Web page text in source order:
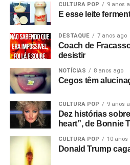
a primeira câmera que tive. Usei
lançaram na época, que tinha
vinha num cartucho silencioso e
depois, no projetor. Então filmei
num gravador de rolo. Era para
não funcionou! Filmei a vinte e
segundo, mas só funcionou a
Só descobri depois! Filmei tudo
tinha dinheiro para três
minutos. Filmei duas músicas e
depois fiz cortes, tentando não
poder inseri-los como cenas
CULTURA POP 9 anos
E esse leite
DESTAQUE 7 anos ago
Coach de
desistir
NOTÍCIAS 8 anos ago
Cegos têm
CULTURA POP 9 anos
Dez histórias
heart”, de Bonnie
CULTURA POP 10 anos
Donald Trump